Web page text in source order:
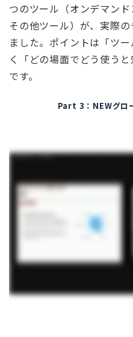
つのツール（オンデマンド
その他ツール）が、実際
ました。ポイントは「ツ
く「どの場面でどう使う
です。
Part 3：NEWグロ